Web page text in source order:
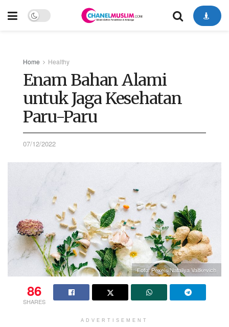
Home Healthy
Enam Bahan Alami
untuk Jaga Kesehatan
Paru-Paru
07/12/2022
Foto: Pexels/Nataliya Vaitkevich
86
SHARES
ADVERTISEMENT